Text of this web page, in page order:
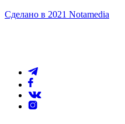
Сделано в 2021 Notamedia